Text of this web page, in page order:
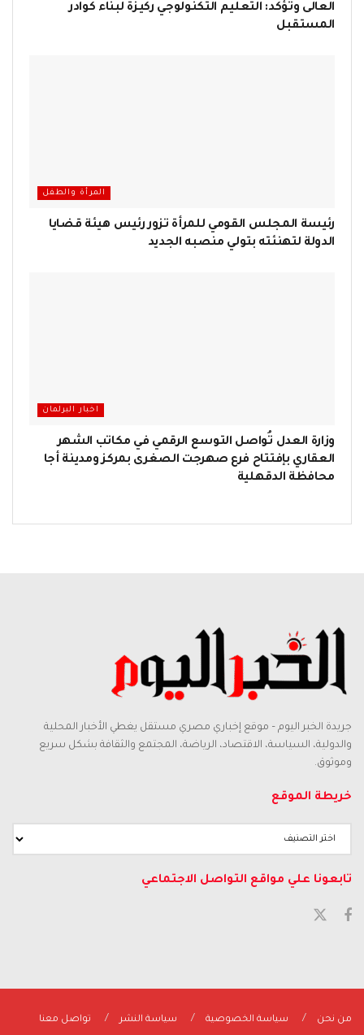
العالى وتؤكد: التعليم التكنولوجي ركيزة لبناء كوادر
المستقبل
المرأة والطفل
رئيسة المجلس القومي للمرأة تزور رئيس هيئة قضايا
الدولة لتهنئته بتولي منصبه الجديد
اخبار البرلمان
وزارة العدل تُواصل التوسع الرقمي في مكاتب الشهر
العقاري بإفتتاح فرع صهرجت الصغرى بمركز ومدينة أجا
محافظة الدقهلية
جريدة الخبر اليوم – موقع إخباري مصري مستقل يغطي الأخبار المحلية
والدولية، السياسة، الاقتصاد، الرياضة، المجتمع والثقافة بشكل سريع
وموثوق.
خريطة الموقع
تابعونا علي مواقع التواصل الاجتماعي
من نحن سياسة الخصوصية سياسة النشر تواصل معنا